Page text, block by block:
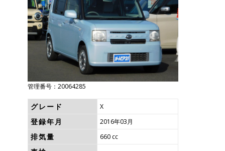
管理番号：20064285
グレード X
登録年月 2016年03月
排気量 660 cc